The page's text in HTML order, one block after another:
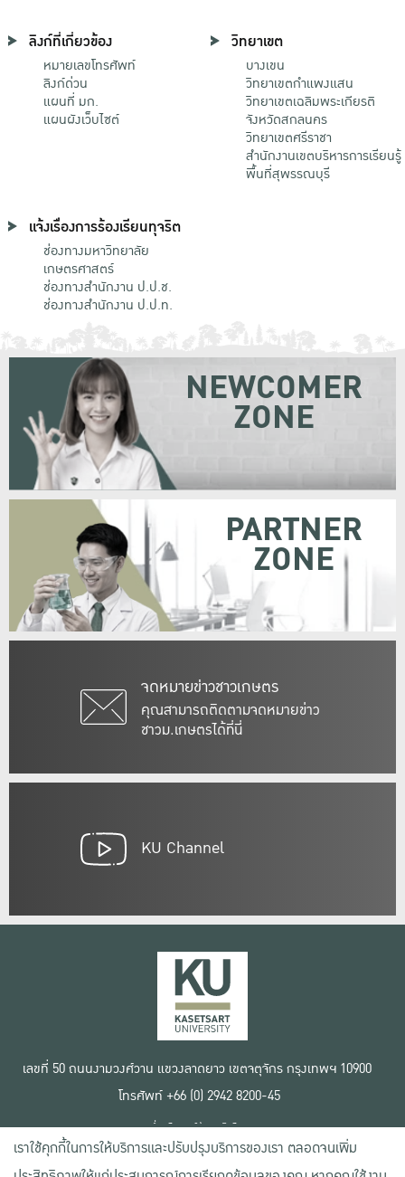
ลิงก์ที่เกี่ยวข้อง
หมายเลขโทรศัพท์
ลิงก์ด่วน
แผนที่ มก.
แผนผังเว็บไซต์
วิทยาเขต
บางเขน
วิทยาเขตกําแพงแสน
วิทยาเขตเฉลิมพระเกียรติ
จังหวัดสกลนคร
วิทยาเขตศรีราชา
สำนักงานเขตบริหารการเรียนรู้
พื้นที่สุพรรณบุรี
แจ้งเรื่องการร้องเรียนทุจริต
ช่องทางมหาวิทยาลัย
เกษตรศาสตร์
ช่องทางสำนักงาน ป.ป.ช.
ช่องทางสำนักงาน ป.ป.ท.
จดหมายข่าวชาวเกษตร
คุณสามารถติดตามจดหมายข่าว
ชาวม.เกษตรได้ที่นี่
NEWCOMER
ZONE
PARTNER
ZONE
KU Channel
เลขที่ 50 ถนนงามวงศ์วาน แขวงลาดยาว เขตจตุจักร กรุงเทพฯ 10900
โทรศัพท์ +66 (0) 2942 8200-45
เงื่อนไขการใช้งานเว็บไซต์
ข้อตกลงด้านสิทธิ์ใช้งาน
นโยบายความเป็นส่วนตัว
เราใช้คุกกี้ในการให้บริการและปรับปรุงบริการของเรา ตลอดจนเพิ่ม